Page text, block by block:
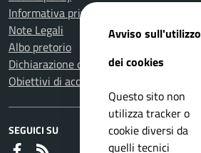
Informativa privacy
Note Legali
Albo pretorio
Dichiarazione di accessibilità
Obiettivi di accessibilità
SEGUICI SU
Faceboook
Avviso sull'utilizzo
dei cookies
Questo sito non
utilizza tracker o
cookie diversi da
quelli tecnici